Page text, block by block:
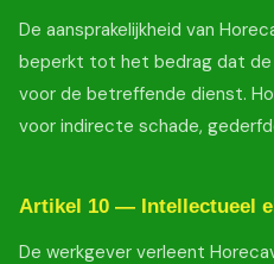
De aansprakelijkheid van
beperkt tot het bedrag dat
voor de betreffende dienst.
voor indirecte schade,
Artikel 10 — Intellectueel
De werkgever verleent